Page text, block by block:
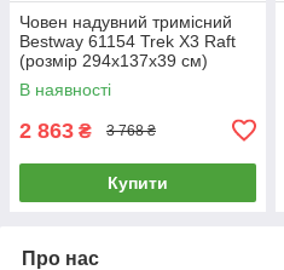
Човен надувний тримісний
Bestway 61154 Trek X3 Raft
(розмір 294x137x39 см)
В наявності
2 863 ₴ 3 768 ₴
Купити
Про нас